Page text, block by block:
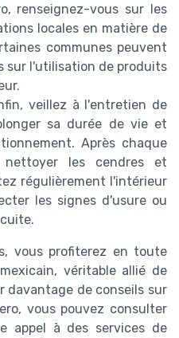
renseignez-vous sur les
locales en matière de
communes peuvent
sur l'utilisation de produits
veillez à l'entretien de
sa durée de vie et
Après chaque
les cendres et
régulièrement l'intérieur
les signes d'usure ou
vous profiterez en toute
véritable allié de
davantage de conseils sur
vous pouvez consulter
appel à des services de